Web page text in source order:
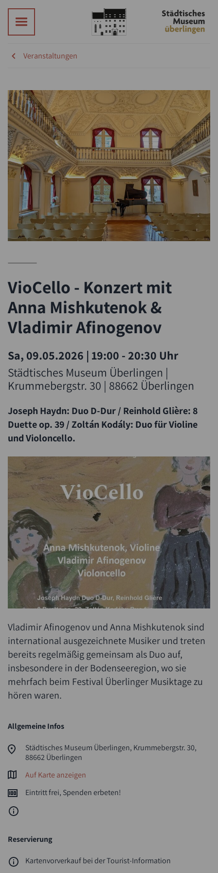
Veranstaltungen
VioCello - Konzert mit
Anna Mishkutenok &
Vladimir Afinogenov
Sa, 09.05.2026 | 19:00 - 20:30 Uhr
Städtisches Museum Überlingen |
Krummebergstr. 30 | 88662 Überlingen
Joseph Haydn: Duo D-Dur / Reinhold Glière: 8
Duette op. 39 / Zoltán Kodály: Duo für Violine
und Violoncello.
Vladimir Afinogenov und Anna Mishkutenok sind
international ausgezeichnete Musiker und treten
bereits regelmäßig gemeinsam als Duo auf,
insbesondere in der Bodenseeregion, wo sie
mehrfach beim Festival Überlinger Musiktage zu
hören waren.
Allgemeine Infos
Städtisches Museum Überlingen, Krummebergstr. 30,
88662 Überlingen
Auf Karte anzeigen
Eintritt frei, Spenden erbeten!
Reservierung
Kartenvorverkauf bei der Tourist-Information
Suche